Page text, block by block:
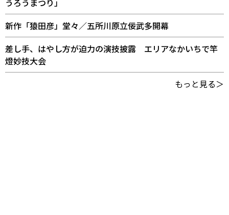
新作「猿田彦」堂々／五所川原立佞武多開幕
差し手、はやし方が迫力の演技披露 エリアなかいちで竿
燈妙技大会
もっと見る＞